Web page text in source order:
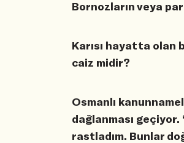
Bornozların veya
Karısı hayatta olan
caiz midir?
Osmanlı
dağlanması
rastladım. Bunlar